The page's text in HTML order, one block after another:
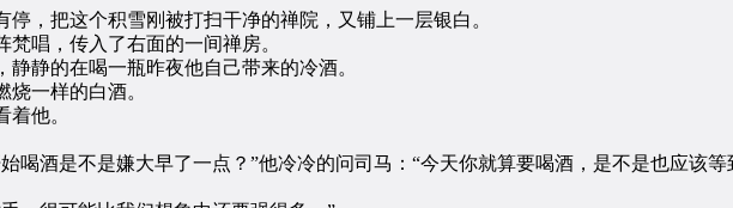
把这个积雪刚被打扫干净的禅院，又铺上一层银白。
唱，传入了右面的一间禅房。
静的在喝一瓶昨夜他自己带来的冷酒。
一样的白酒。
他。
酒是不是嫌大早了一点？”他冷冷的问司马：“今天你就算要喝酒，是不是也应该等